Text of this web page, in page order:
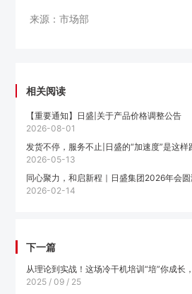
来源：市场部
相关阅读
【重要通知】日盛|关于产品价格调整公告
2026-08-01
发货不停，服务不止|日盛的“加速度”是这样
2026-05-13
同心聚力，和启新程｜日盛集团2026年会
2026-02-14
下一篇
从理论到实战！这场冷干机培训“培”你成长
2025 / 09 / 25